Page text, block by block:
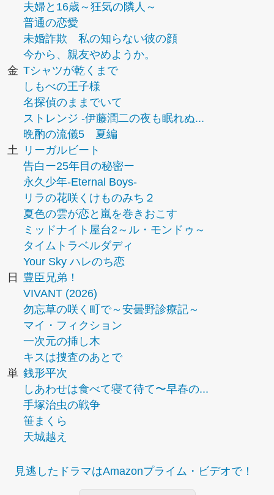
夫婦と16歳～狂気の隣人～
普通の恋愛
未婚詐欺 私の知らない彼の顔
今から、親友やめようか。
金 Tシャツが乾くまで
しもべの王子様
名探偵のままでいて
ストレンジ -伊藤潤二の夜も眠れぬ...
晩酌の流儀5 夏編
土
リーガルビート
告白ー25年目の秘密ー
永久少年-Eternal Boys-
リラの花咲くけものみち２
夏色の雲が恋と嵐を巻きおこす
ミッドナイト屋台2～ル・モンドゥ～
タイムトラベルダディ
Your Sky ハレのち恋
日
豊臣兄弟！
VIVANT (2026)
勿忘草の咲く町で～安曇野診療記～
マイ・フィクション
一次元の挿し木
キスは捜査のあとで
単 銭形平次
しあわせは食べて寝て待て〜早春の...
手塚治虫の戦争
笹まくら
天城越え
見逃したドラマはAmazonプライム・ビデオで！